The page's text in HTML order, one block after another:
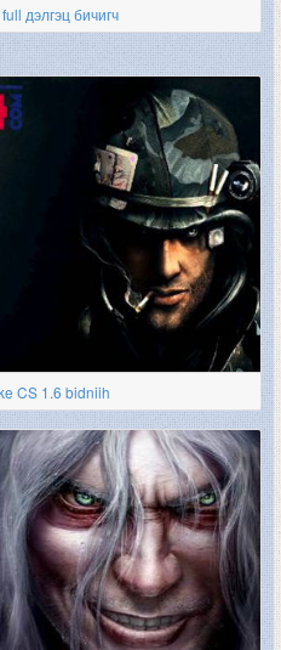
дэлгэц бичигч
CS 1.6 bidniih